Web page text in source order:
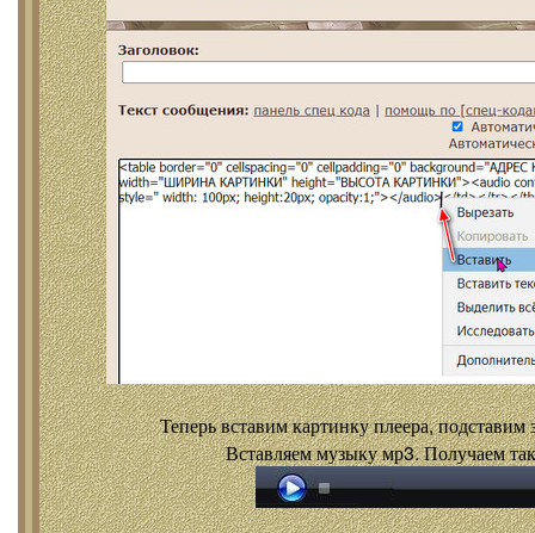
Теперь вставим картинку плеера, подставим
Вставляем музыку мр3. Получаем